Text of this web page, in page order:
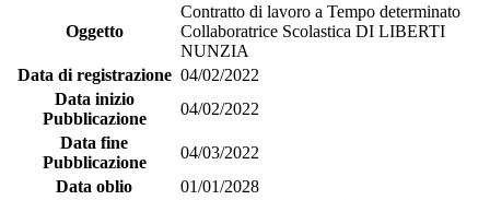
Oggetto
Contratto di lavoro a Tempo determinato
Collaboratrice Scolastica DI LIBERTI
NUNZIA
Data di registrazione 04/02/2022
Data inizio
Pubblicazione
04/02/2022
Data fine
Pubblicazione
04/03/2022
Data oblio
01/01/2028